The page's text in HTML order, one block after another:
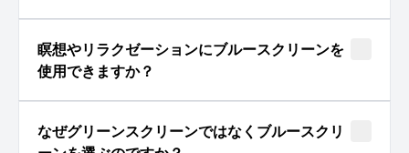
瞑想やリラクゼーションにブルースクリーンを
使用できますか？
なぜグリーンスクリーンではなくブルースクリ